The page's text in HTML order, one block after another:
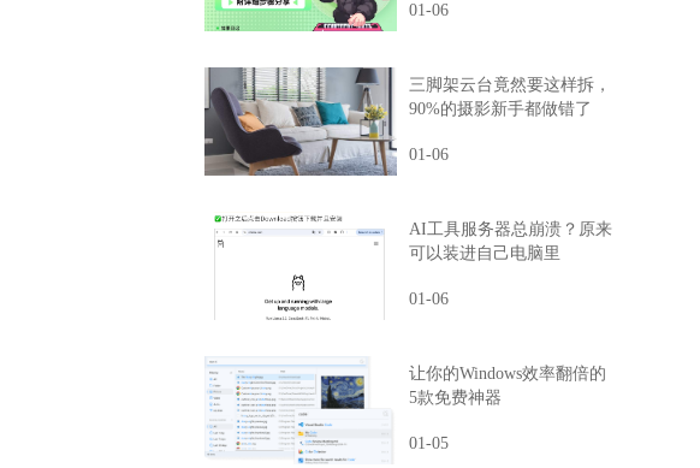
01-06
三脚架云台竟然要这样拆，
90%的摄影新手都做错了
01-06
AI工具服务器总崩溃？原来
可以装进自己电脑里
01-06
让你的Windows效率翻倍的
5款免费神器
01-05